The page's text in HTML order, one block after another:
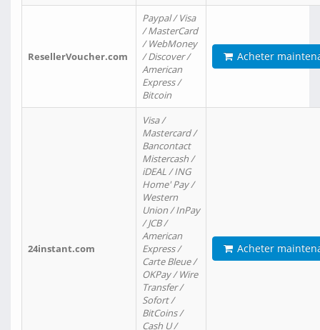
ResellerVoucher.com
Paypal / Visa
/ MasterCard
/ WebMoney
/ Discover /
American
Express /
Bitcoin
Acheter
24instant.com
Visa /
Mastercard /
Bancontact
Mistercash /
iDEAL / ING
Home' Pay /
Western
Union / InPay
/ JCB /
American
Express /
Carte Bleue /
OKPay / Wire
Transfer /
Sofort /
BitCoins /
Cash U /
Acheter